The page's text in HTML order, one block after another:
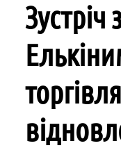
Зустріч